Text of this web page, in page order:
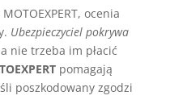
ocenia
Ubezpieczyciel pokrywa
nie trzeba im płacić
pomagają
poszkodowany zgodzi